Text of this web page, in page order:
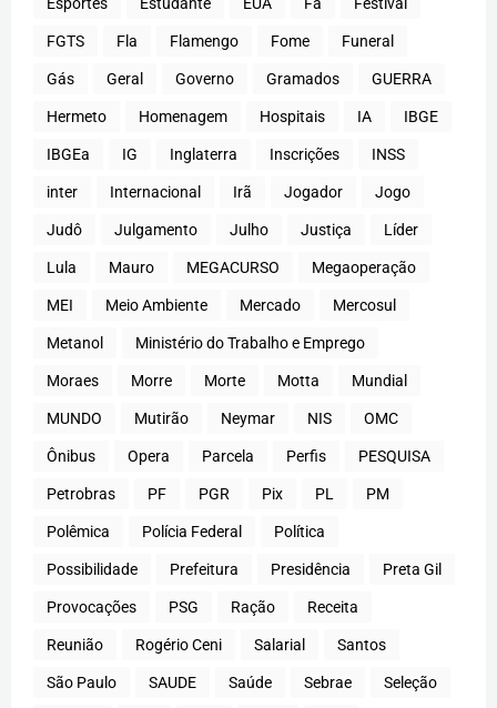
FGTS Fla Flamengo Fome Funeral
Gás Geral Governo Gramados GUERRA
Hermeto Homenagem Hospitais IA IBGE
IBGEa IG Inglaterra Inscrições INSS
inter Internacional Irã Jogador Jogo
Judô Julgamento Julho Justiça Líder
Lula Mauro MEGACURSO Megaoperação
MEI Meio Ambiente Mercado Mercosul
Metanol Ministério do Trabalho e Emprego
Moraes Morre Morte Motta Mundial
MUNDO Mutirão Neymar NIS OMC
Ônibus Opera Parcela Perfis PESQUISA
Petrobras PF PGR Pix PL PM
Polêmica Polícia Federal Política
Possibilidade Prefeitura Presidência Preta Gil
Provocações PSG Ração Receita
Reunião Rogério Ceni Salarial Santos
São Paulo SAUDE Saúde Sebrae Seleção